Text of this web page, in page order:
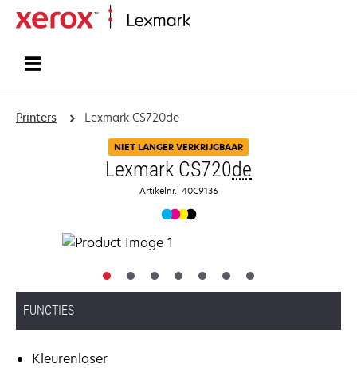
Printers Lexmark CS720de
NIET LANGER VERKRIJGBAAR
Lexmark CS720de
Artikelnr.: 40C9136
FUNCTIES
Kleurenlaser